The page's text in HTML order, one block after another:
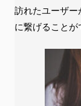
訪れたユーザー
に繋げることが